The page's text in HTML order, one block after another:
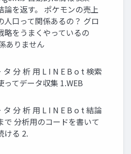
論を返す。 ポケモンの売上
人口って関係あるの？ グロ
略をうまくやっているの
ありません
タ 分 析 用 L I N E B o t 検索
ってデータ収集 1.WEB
タ 分 析 用 L I N E B o t 結論
で 分析用のコードを書いて
ける 2.